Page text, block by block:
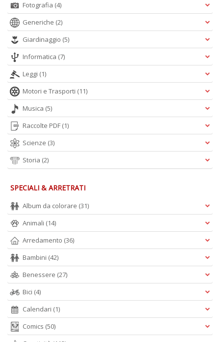
Fotografia (4)
Generiche (2)
Giardinaggio (5)
Informatica (7)
Leggi (1)
Motori e Trasporti (11)
Musica (5)
Raccolte PDF (1)
Scienze (3)
Storia (2)
SPECIALI & ARRETRATI
Album da colorare (31)
Animali (14)
Arredamento (36)
Bambini (42)
Benessere (27)
Bici (4)
Calendari (1)
Comics (50)